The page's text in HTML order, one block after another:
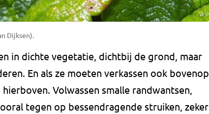
Dijksen).
in dichte vegetatie, dichtbij de grond, maar
En als ze moeten verkassen ook bovenop
Volwassen smalle randwantsen,
tegen op bessendragende struiken, zeker